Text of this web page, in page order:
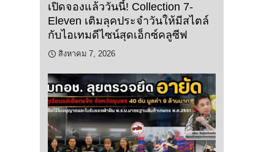
เปิดจองแล้ววันนี้! Collection 7-
Eleven เติมลุคประจำวันให้มีสไตล์
กับไอเทมดีไซน์สุดเอ็กซ์คลูซีฟ
สิงหาคม 7, 2026